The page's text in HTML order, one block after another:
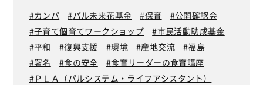
消費者
福祉
陽だまり
地場野菜
2011年
カンパ パル未来花基金 保育
公開確認会
子育て個育てワークショップ
市民活動助成基金
平和
復興支援 環境 産地交流
福島
署名
食の安全
食育リーダーの食育講座
ＰＬＡ（パルシステム・ライフアシスタント）